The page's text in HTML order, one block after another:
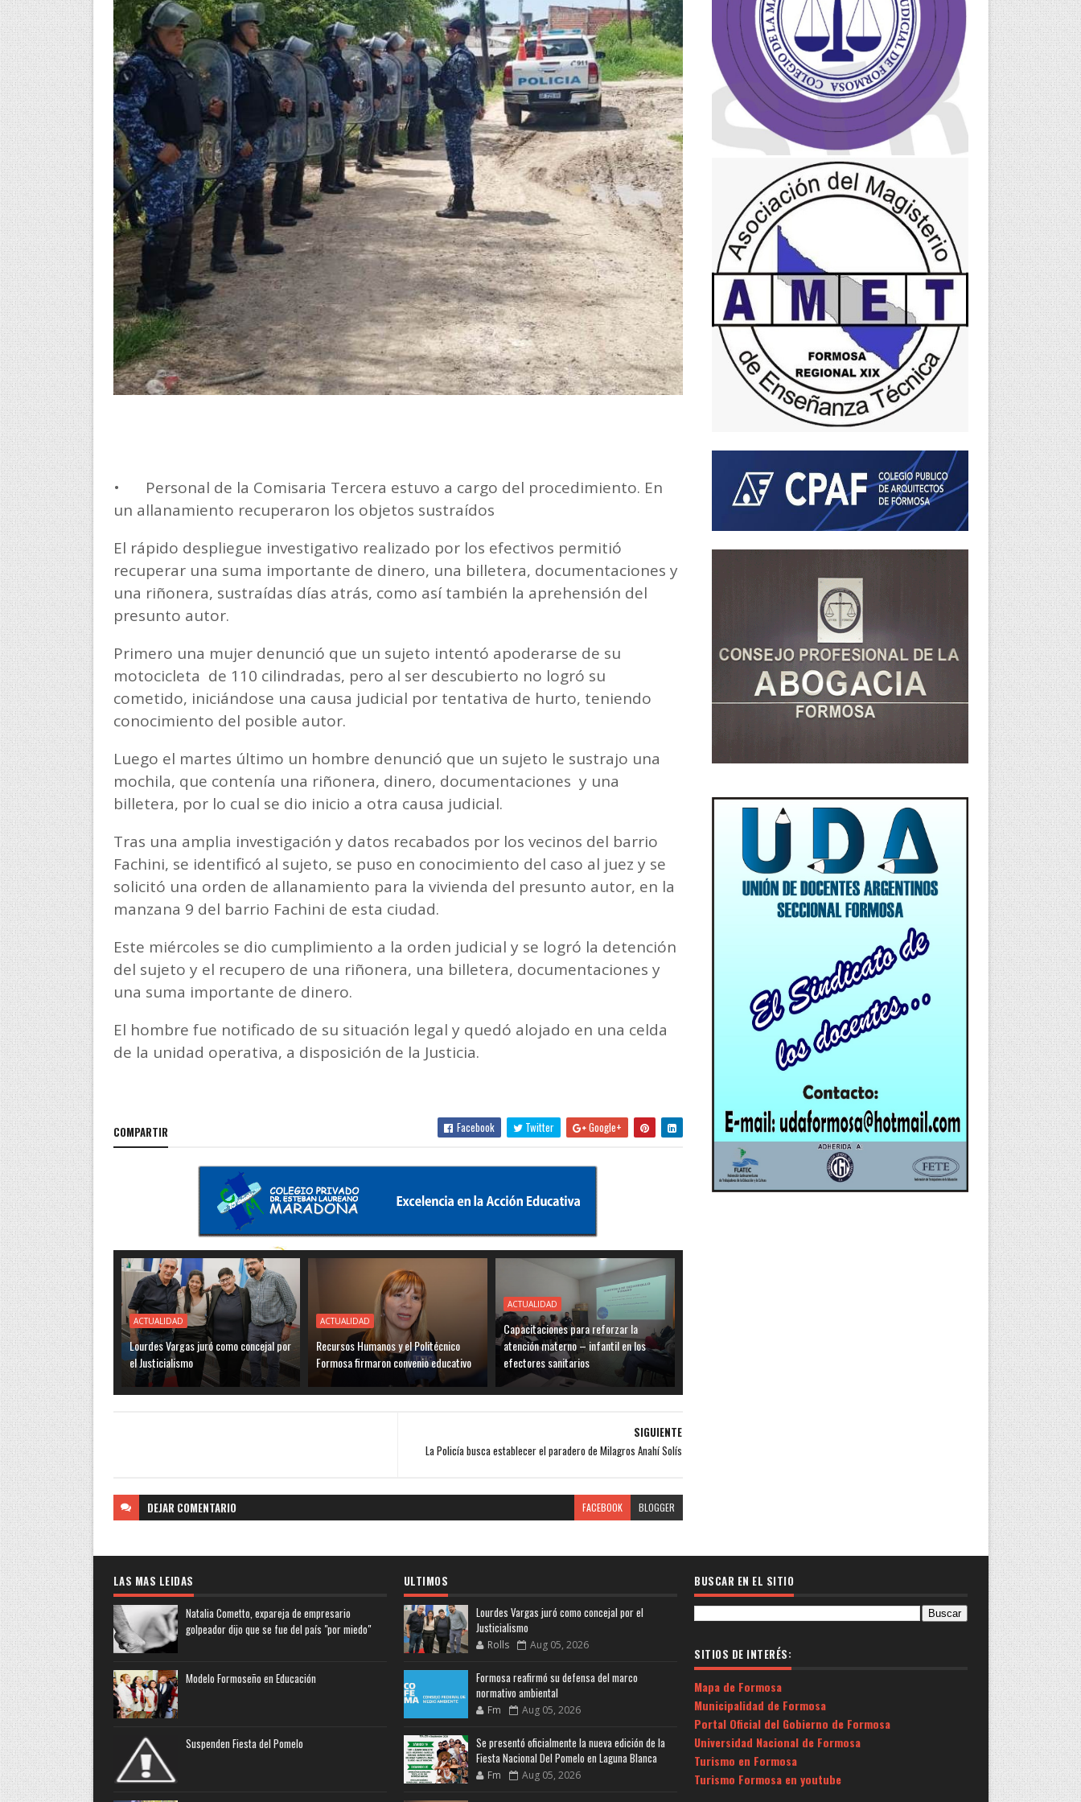
•
Personal de la Comisaria Tercera estuvo a cargo del procedimiento. En
un allanamiento recuperaron los objetos sustraídos
El rápido despliegue investigativo realizado por los efectivos permitió
recuperar una suma importante de dinero, una billetera, documentaciones y
una riñonera, sustraídas días atrás, como así también la aprehensión del
presunto autor.
Primero una mujer denunció que un sujeto intentó apoderarse de su
motocicleta de 110 cilindradas, pero al ser descubierto no logró su
cometido, iniciándose una causa judicial por tentativa de hurto, teniendo
conocimiento del posible autor.
Luego el martes último un hombre denunció que un sujeto le sustrajo una
mochila, que contenía una riñonera, dinero, documentaciones y una
billetera, por lo cual se dio inicio a otra causa judicial.
Tras una amplia investigación y datos recabados por los vecinos del barrio
Fachini, se identificó al sujeto, se puso en conocimiento del caso al juez y se
solicitó una orden de allanamiento para la vivienda del presunto autor, en la
manzana 9 del barrio Fachini de esta ciudad.
Este miércoles se dio cumplimiento a la orden judicial y se logró la detención
del sujeto y el recupero de una riñonera, una billetera, documentaciones y
una suma importante de dinero.
El hombre fue notificado de su situación legal y quedó alojado en una celda
de la unidad operativa, a disposición de la Justicia.
COMPARTIR Facebook Twitter Google+
ACTUALIDAD
Lourdes Vargas juró como concejal por
el Justicialismo
ACTUALIDAD
Recursos Humanos y el Politécnico
Formosa firmaron convenio educativo
ACTUALIDAD
Capacitaciones para reforzar la
atención materno – infantil en los
efectores sanitarios
SIGUIENTE
La Policía busca establecer el paradero de Milagros Anahí Solís
DEJAR COMENTARIO FACEBOOK BLOGGER
LAS MAS LEIDAS
Natalia Cometto, expareja de empresario
golpeador dijo que se fue del país "por miedo"
Modelo Formoseño en Educación
Suspenden Fiesta del Pomelo
ULTIMOS
Lourdes Vargas juró como concejal por el
Justicialismo
Rolls Aug 05, 2026
Formosa reafirmó su defensa del marco
normativo ambiental
Fm Aug 05, 2026
Se presentó oficialmente la nueva edición de la
Fiesta Nacional Del Pomelo en Laguna Blanca
Fm Aug 05, 2026
BUSCAR EN EL SITIO
SITIOS DE INTERÉS:
Mapa de Formosa
Municipalidad de Formosa
Portal Oficial del Gobierno de Formosa
Universidad Nacional de Formosa
Turismo en Formosa
Turismo Formosa en youtube